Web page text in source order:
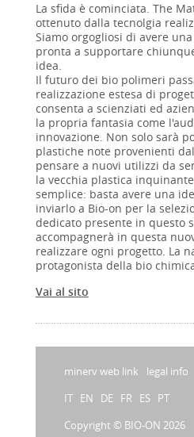
La sfida è cominciata. The
ottenuto dalla tecnolgia
Siamo orgogliosi di avere
pronta a supportare
idea.
Il futuro dei bio polimeri
realizzazione estesa di
consenta a scienziati ed
la propria fantasia come
innovazione. Non solo sarà
plastiche note provenienti
pensare a nuovi utilizzi da
la vecchia plastica
semplice: basta avere una
inviarlo a Bio-on per la
dedicato presente in questo
accompagnerà in questa
realizzare ogni progetto. La
protagonista della bio
Vai al sito
minerv web link legal info
IT
EN DE FR ES
PT
Copyright © BIO-ON 2026